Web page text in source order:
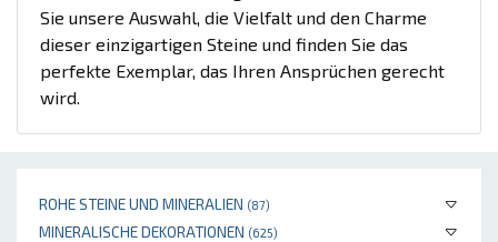
ROHE STEINE UND MINERALIEN (87)
MINERALISCHE DEKORATIONEN (625)
Sie unsere Auswahl, die Vielfalt und den Charme
dieser einzigartigen Steine und finden Sie das
perfekte Exemplar, das Ihren Ansprüchen gerecht
wird.